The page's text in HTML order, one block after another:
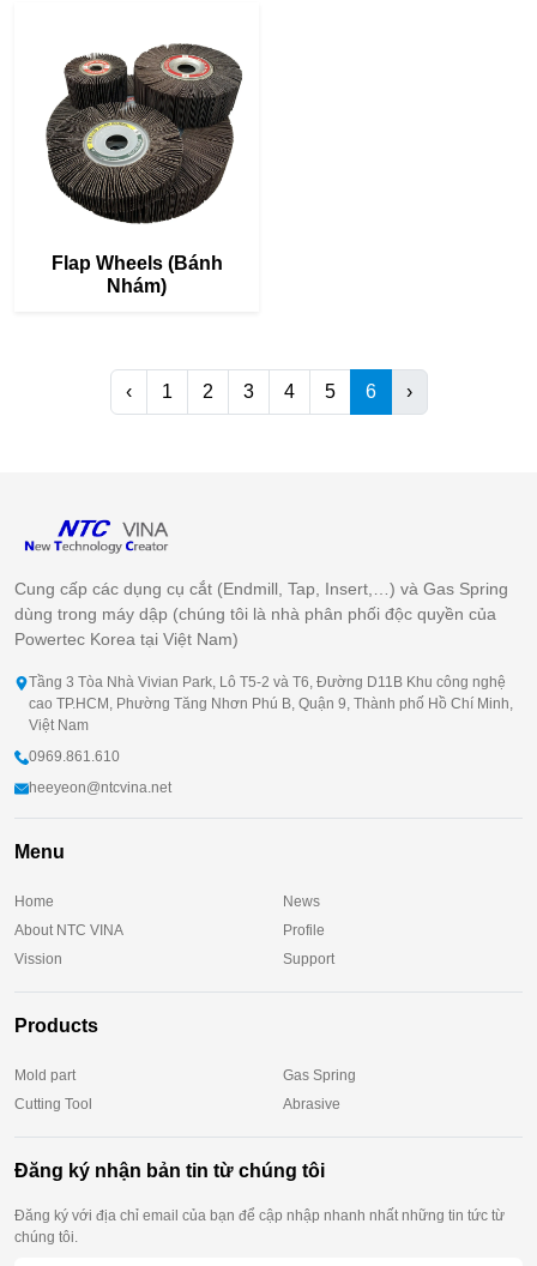
Flap Wheels (Bánh
Nhám)
‹ 1 2 3 4 5 6 ›
Cung cấp các dụng cụ cắt (Endmill, Tap, Insert,…) và Gas Spring
dùng trong máy dập (chúng tôi là nhà phân phối độc quyền của
Powertec Korea tại Việt Nam)
Tầng 3 Tòa Nhà Vivian Park, Lô T5-2 và T6, Đường D11B Khu công nghệ
cao TP.HCM, Phường Tăng Nhơn Phú B, Quận 9, Thành phố Hồ Chí Minh,
Việt Nam
0969.861.610
heeyeon@ntcvina.net
Menu
Home
News
About NTC VINA
Profile
Vission
Support
Products
Mold part
Gas Spring
Cutting Tool
Abrasive
Đăng ký nhận bản tin từ chúng tôi
Đăng ký với địa chỉ email của bạn để cập nhập nhanh nhất những tin tức từ
chúng tôi.